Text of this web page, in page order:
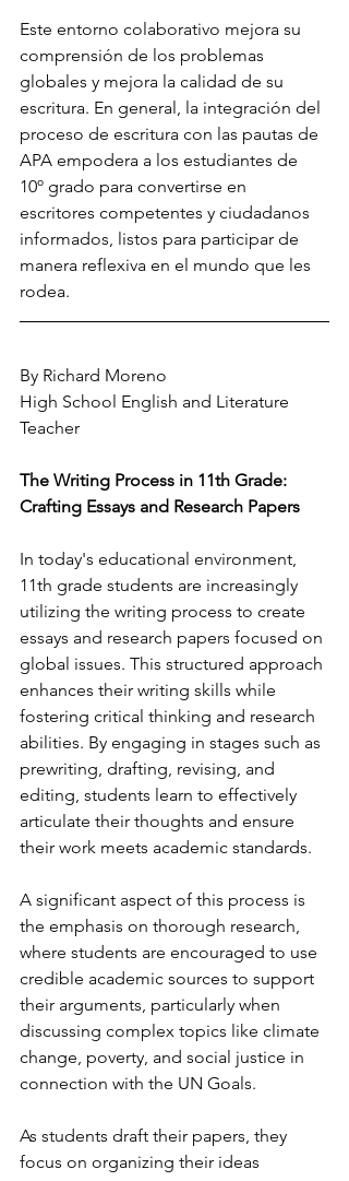
Este entorno colaborativo mejora su
comprensión de los problemas
globales y mejora la calidad de su
escritura. En general, la integración del
proceso de escritura con las pautas de
APA empodera a los estudiantes de
10º grado para convertirse en
escritores competentes y ciudadanos
informados, listos para participar de
manera reflexiva en el mundo que les
rodea.
By Richard Moreno
High School English and Literature
Teacher
The Writing Process in 11th Grade:
Crafting Essays and Research Papers
In today's educational environment,
11th grade students are increasingly
utilizing the writing process to create
essays and research papers focused on
global issues. This structured approach
enhances their writing skills while
fostering critical thinking and research
abilities. By engaging in stages such as
prewriting, drafting, revising, and
editing, students learn to effectively
articulate their thoughts and ensure
their work meets academic standards.
A significant aspect of this process is
the emphasis on thorough research,
where students are encouraged to use
credible academic sources to support
their arguments, particularly when
discussing complex topics like climate
change, poverty, and social justice in
connection with the UN Goals.
As students draft their papers, they
focus on organizing their ideas